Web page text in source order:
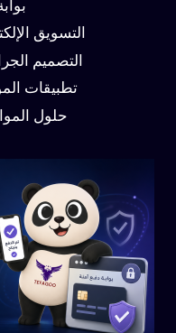
التسويق
التصميم
تطبيقات
حلول